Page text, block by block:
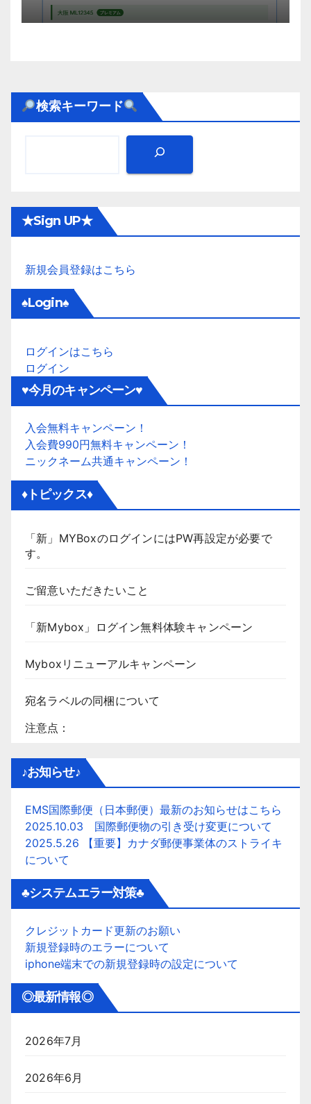
検索キーワード
★Sign UP★
新規会員登録はこちら
♠Login♠
ログインはこちら
ログイン
♥今月のキャンペーン♥
入会無料キャンペーン！
入会費990円無料キャンペーン！
ニックネーム共通キャンペーン！
♦トピックス♦
「新」MYBoxのログインにはPW再設定が必要で
す。
ご留意いただきたいこと
「新Mybox」ログイン無料体験キャンペーン
Myboxリニューアルキャンペーン
宛名ラベルの同梱について
注意点：
♪お知らせ♪
EMS国際郵便（日本郵便）最新のお知らせはこちら
2025.10.03 国際郵便物の引き受け変更について
2025.5.26 【重要】カナダ郵便事業体のストライキ
について
♣システムエラー対策♣
クレジットカード更新のお願い
新規登録時のエラーについて
iphone端末での新規登録時の設定について
◎最新情報◎
2026年7月
2026年6月